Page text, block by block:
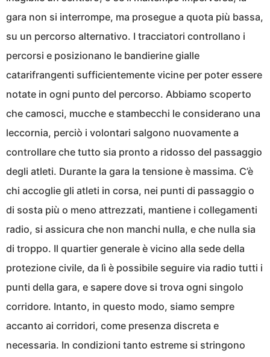
gara non si interrompe, ma prosegue a quota più bassa,
su un percorso alternativo. I tracciatori controllano i
percorsi e posizionano le bandierine gialle
catarifrangenti sufficientemente vicine per poter essere
notate in ogni punto del percorso. Abbiamo scoperto
che camosci, mucche e stambecchi le considerano una
leccornia, perciò i volontari salgono nuovamente a
controllare che tutto sia pronto a ridosso del passaggio
degli atleti. Durante la gara la tensione è massima. C’è
chi accoglie gli atleti in corsa, nei punti di passaggio o
di sosta più o meno attrezzati, mantiene i collegamenti
radio, si assicura che non manchi nulla, e che nulla sia
di troppo. Il quartier generale è vicino alla sede della
protezione civile, da lì è possibile seguire via radio tutti i
punti della gara, e sapere dove si trova ogni singolo
corridore. Intanto, in questo modo, siamo sempre
accanto ai corridori, come presenza discreta e
necessaria. In condizioni tanto estreme si stringono